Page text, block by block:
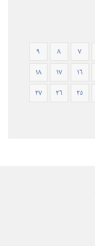
٢٠١٩)‏
٧ ٨
٩
١٦ ١٧
١٨
٢٥ ٢٦
٢٧